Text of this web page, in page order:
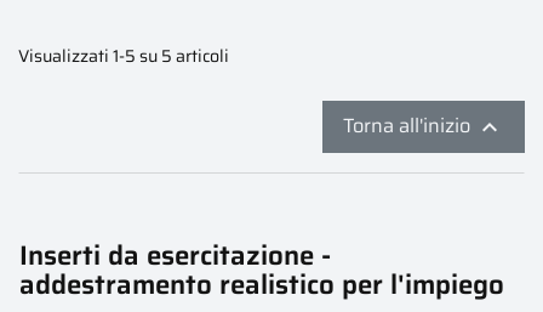
Visualizzati 1-5 su 5 articoli
Torna all'inizio 
Inserti da esercitazione -
addestramento realistico per l'impiego